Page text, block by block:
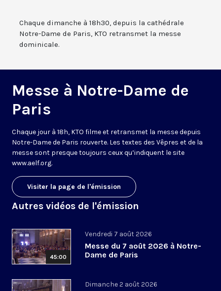
Chaque dimanche à 18h30, depuis la cathédrale
Notre-Dame de Paris, KTO retransmet la messe
dominicale.
Messe à Notre-Dame de
Paris
Chaque jour à 18h, KTO filme et retransmet la messe depuis
Notre-Dame de Paris rouverte. Les textes des Vêpres et de la
messe sont presque toujours ceux qu’indiquent le site
www.aelf.org.
Visiter la page de l'émission
Autres vidéos de l'émission
45:00
Vendredi 7 août 2026
Messe du 7 août 2026 à Notre-
Dame de Paris
Dimanche 2 août 2026